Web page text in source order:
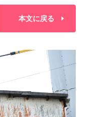
本文に戻る